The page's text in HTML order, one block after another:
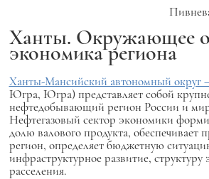
Ханты. Окружающее
экономика региона
Ханты-Мансийский автономный округ
Югра, Югра) представляет собой
нефтедобывающий регион России и
Нефтегазовый сектор экономики
долю валового продукта, обеспечивает
регион, определяет бюджетную
инфраструктурное развитие, структуру
расселения.